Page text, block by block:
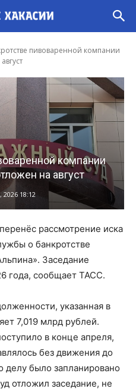
пивоваренной компании
компании
на август
18:12
рассмотрение иска
о банкротстве
Заседание
года, сообщает ТАСС.
указанная в
7,019 млрд рублей.
в конце апреля,
без движения до
делу было запланировано
отложил заседание, не